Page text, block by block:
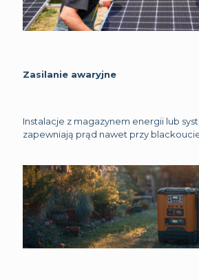
Zasilanie awaryjne
Instalacje z magazynem energii lub
zapewniają prąd nawet przy